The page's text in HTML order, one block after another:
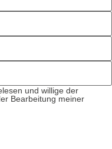
und willige der
Bearbeitung meiner